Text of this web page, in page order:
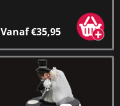
Vanaf €35,95